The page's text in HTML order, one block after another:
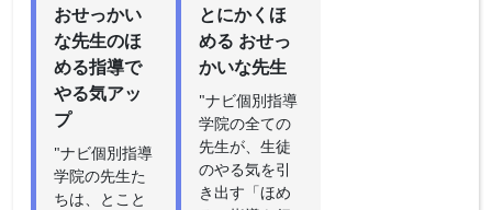
おせっかい
な先生のほ
める指導で
やる気アッ
プ
"ナビ個別指導
学院の先生た
ちは、とこと
とにかくほ
める おせっ
かいな先生
"ナビ個別指導
学院の全ての
先生が、生徒
のやる気を引
き出す「ほめ